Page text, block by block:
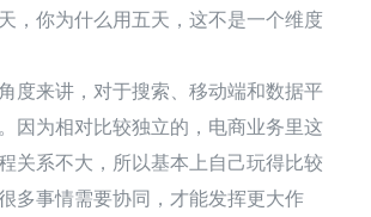
，你为什么用五天，这不是一个维度
度来讲，对于搜索、移动端和数据平
因为相对比较独立的，电商业务里这
关系不大，所以基本上自己玩得比较
多事情需要协同，才能发挥更大作